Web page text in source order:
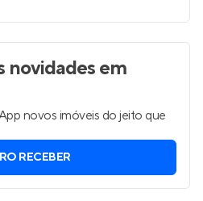
novidadesem
novos imóveis do jeito que
RECEBER